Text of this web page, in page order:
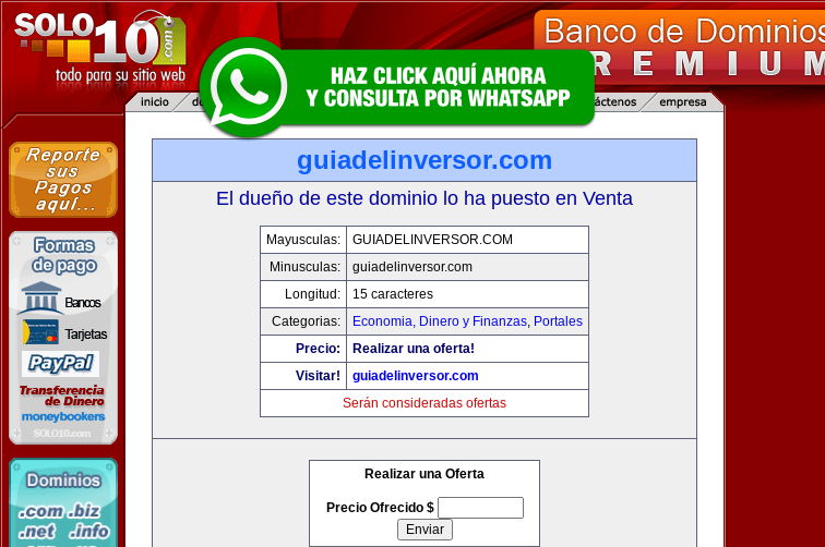
guiadelinversor.com
El dueño de este dominio lo ha puesto en Venta
Mayusculas:
GUIADELINVERSOR.COM
Minusculas:
guiadelinversor.com
Longitud:
15 caracteres
Categorias:
Economia, Dinero y Finanzas, Portales
Precio:
Realizar una oferta!
Visitar!
guiadelinversor.com
Serán consideradas ofertas
Realizar una Oferta
Precio Ofrecido $